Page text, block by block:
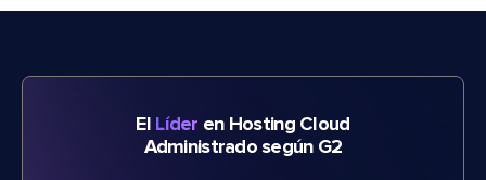
El Líder en Hosting Cloud
Administrado según G2